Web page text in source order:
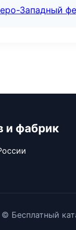
Западный
и фабрик
© Бесплатный